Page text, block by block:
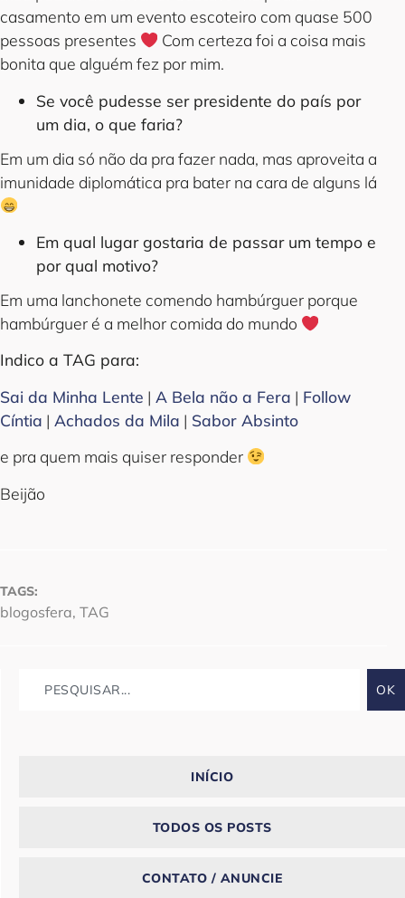
casamento em um evento escoteiro com quase 500
pessoas presentes
‍ Com certeza foi a coisa mais
bonita que alguém fez por mim.
Se você pudesse ser presidente do país por
um dia, o que faria?
Em um dia só não da pra fazer nada, mas aproveita a
imunidade diplomática pra bater na cara de alguns lá
Em qual lugar gostaria de passar um tempo e
por qual motivo?
Em uma lanchonete comendo hambúrguer porque
hambúrguer é a melhor comida do mundo
Indico a TAG para:
Sai da Minha Lente | A Bela não a Fera | Follow
Cíntia | Achados da Mila | Sabor Absinto
e pra quem mais quiser responder
Beijão
TAGS:
blogosfera, TAG
OK
INÍCIO
TODOS OS POSTS
CONTATO / ANUNCIE